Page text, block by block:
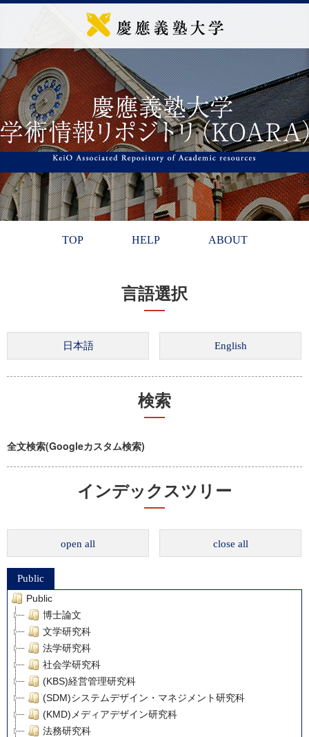
TOP HELP ABOUT
言語選択
検索
全文検索(Googleカスタム検索)
インデックスツリー
open all close all
Public
Public
博士論文
文学研究科
法学研究科
社会学研究科
(KBS)経営管理研究科
(SDM)システムデザイン・マネジメント研究科
(KMD)メディアデザイン研究科
法務研究科